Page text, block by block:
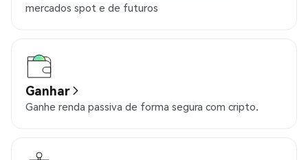
mercados spot e de futuros
Ganhar
Ganhe renda passiva de forma segura com cripto.